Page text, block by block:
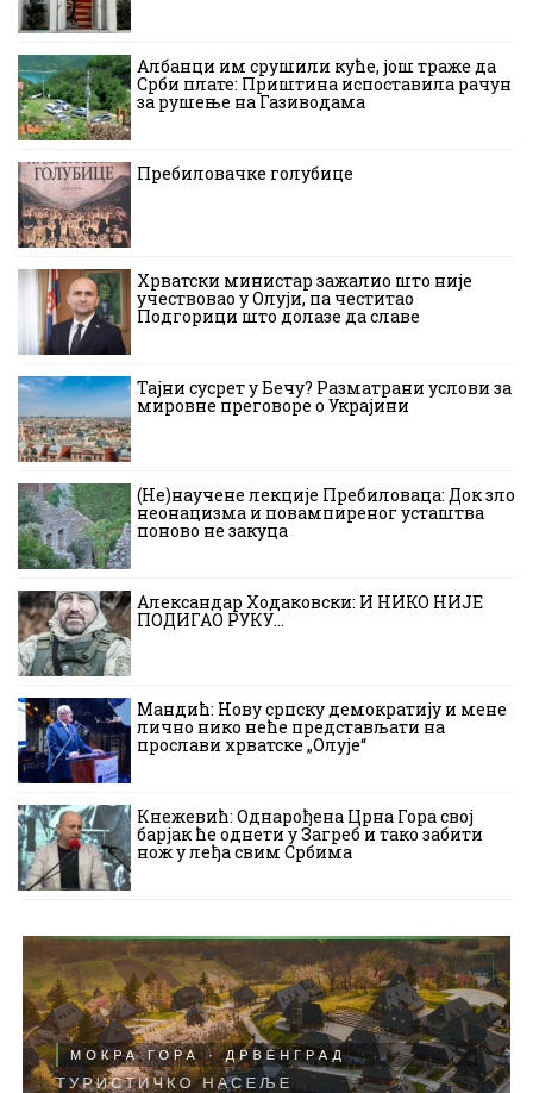
Албанци им срушили куће, још траже да
Срби плате: Приштина испоставила рачун
за рушење на Газиводама
Пребиловачке голубице
Хрватски министар зажалио што није
учествовао у Олуји, па честитао
Подгорици што долазе да славе
Тајни сусрет у Бечу? Разматрани услови за
мировне преговоре о Украјини
(Не)научене лекције Пребиловаца: Док зло
неонацизма и повампиреног усташтва
поново не закуца
Александар Ходаковски: И НИКО НИЈЕ
ПОДИГАО РУКУ…
Мандић: Нову српску демократију и мене
лично нико неће представљати на
прослави хрватске „Олује“
Кнежевић: Однарођена Црна Гора свој
барјак ће однети у Загреб и тако забити
нож у леђа свим Србима